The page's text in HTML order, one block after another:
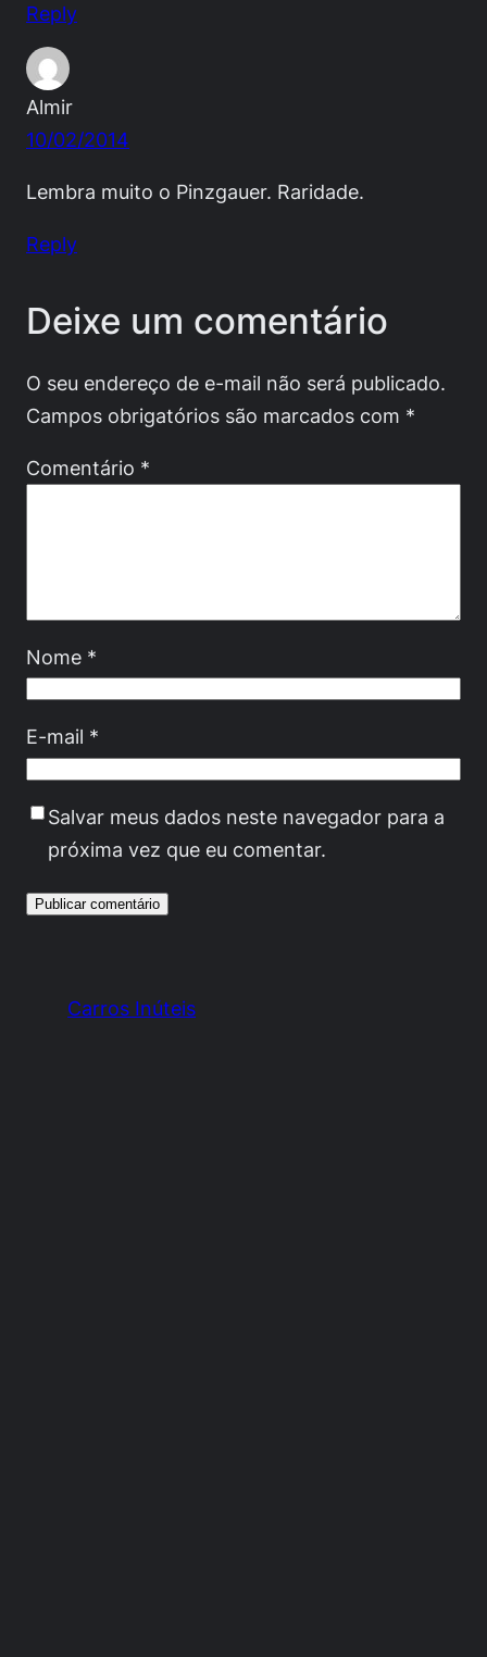
Reply
Almir
10/02/2014
Lembra muito o Pinzgauer. Raridade.
Reply
Deixe um comentário
O seu endereço de e-mail não será publicado.
Campos obrigatórios são marcados com *
Comentário *
Nome *
E-mail *
Salvar meus dados neste navegador para a
próxima vez que eu comentar.
Carros Inúteis